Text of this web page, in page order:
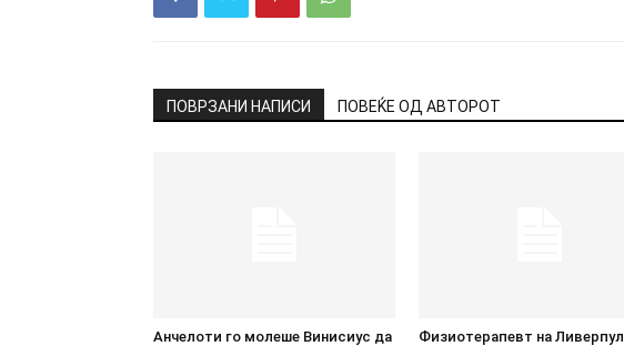
ПОВРЗАНИ НАПИСИ ПОВЕЌЕ ОД АВТОРОТ
Анчелоти го молеше Винисиус да
Физиотерапевт на Ливерпул